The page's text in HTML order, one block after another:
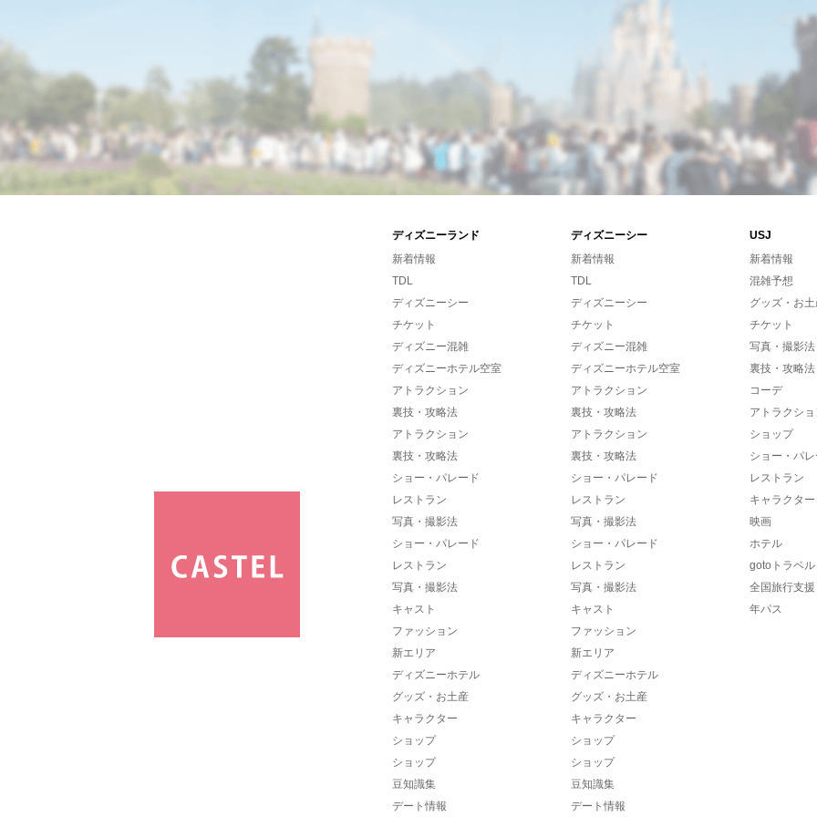
ディズニーランド ディズニーシー
USJ
新着情報
TDL
ディズニーシー
チケット
ディズニー混雑
ディズニーホテル空室
アトラクション
裏技・攻略法
アトラクション
裏技・攻略法
ショー・パレード
レストラン
写真・撮影法
ショー・パレード
レストラン
写真・撮影法
キャスト
ファッション
新エリア
ディズニーホテル
グッズ・お土産
キャラクター
ショップ
ショップ
豆知識集
デート情報
新着情報
TDL
ディズニーシー
チケット
ディズニー混雑
ディズニーホテル空室
アトラクション
裏技・攻略法
アトラクション
裏技・攻略法
ショー・パレード
レストラン
写真・撮影法
ショー・パレード
レストラン
写真・撮影法
キャスト
ファッション
新エリア
ディズニーホテル
グッズ・お土産
キャラクター
ショップ
ショップ
豆知識集
デート情報
新着情報
混雑予想
グッズ・お
チケット
写真・撮影法
裏技・攻略法
コーデ
アトラクシ
ショップ
ショー・パ
レストラン
キャラクター
映画
ホテル
gotoトラベル
全国旅行支援
年パス